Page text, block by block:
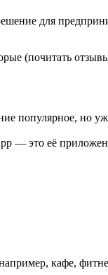
для
(почитать
популярное, но
— это её
кафе,